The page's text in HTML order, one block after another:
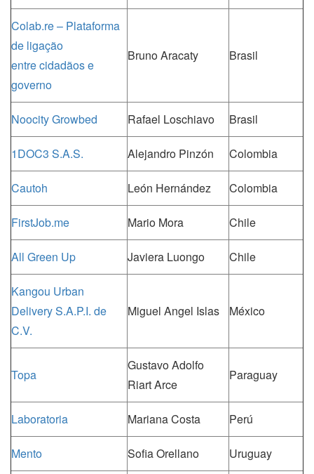
Colab.re – Plataforma
de ligação
entre cidadãos e
governo
Bruno Aracaty Brasil
Noocity Growbed Rafael Loschiavo Brasil
1DOC3 S.A.S. Alejandro Pinzón Colombia
Cautoh León Hernández Colombia
FirstJob.me Mario Mora Chile
All Green Up Javiera Luongo Chile
Kangou Urban
Delivery S.A.P.I. de
C.V.
Miguel Angel Islas México
Topa
Gustavo Adolfo
Riart Arce
Paraguay
Laboratoria Mariana Costa Perú
Mento Sofia Orellano Uruguay